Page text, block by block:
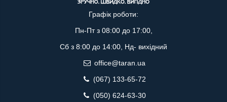
Графік роботи:
Пн-Пт з 08:00 до 17:00,
Сб з 8:00 до 14:00, Нд- вихідний
office@taran.ua
(067) 133-65-72
(050) 624-63-30